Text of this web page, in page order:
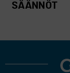
SÄÄNNÖT